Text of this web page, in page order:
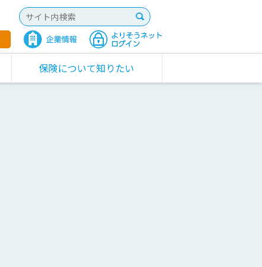
保険について知りたい